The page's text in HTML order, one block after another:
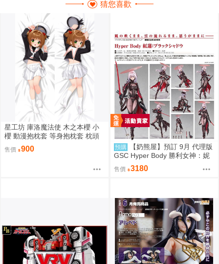
猜您喜歡
星工坊 庫洛魔法使 木之本櫻 小
櫻 動漫抱枕套 等身抱枕套 枕頭
售價 900 預購
【奶熊屋】預訂 9月 代理版
GSC Hyper Body 勝利女神：妮
姬 紅蓮：暗影 0916
售價 3180